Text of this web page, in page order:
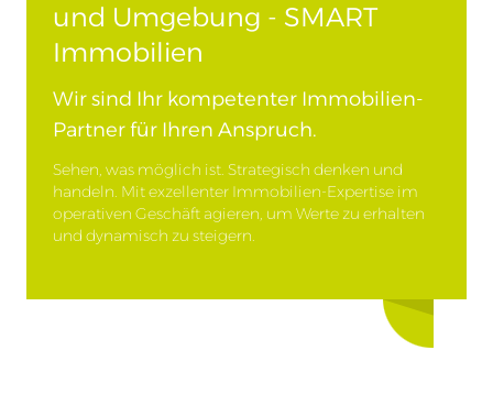
und Umgebung - SMART
Immobilien
Wir sind Ihr kompetenter Immobilien-
Partner für Ihren Anspruch.
Sehen, was möglich ist. Strategisch denken und
handeln. Mit exzellenter Immobilien-Expertise im
operativen Geschäft agieren, um Werte zu erhalten
und dynamisch zu steigern.